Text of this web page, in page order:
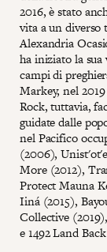
2016, è stato
vita a un
Alexandria
ha iniziato la
campi di
Markey, nel
Rock, tuttavia,
guidate dalle
nel Pacifico
(2006),
More (2012),
Protect Mauna
Iiná (2015),
Collective
e 1492 Land